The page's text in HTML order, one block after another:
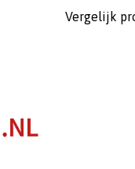
Vergelijk